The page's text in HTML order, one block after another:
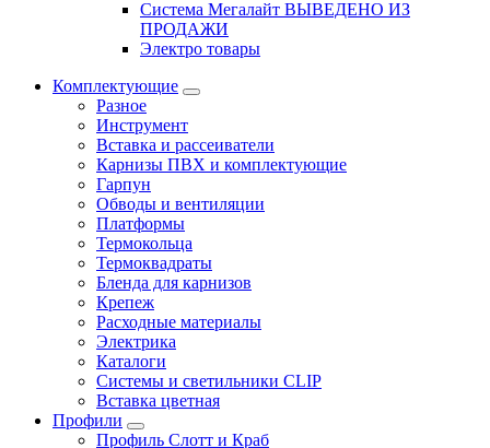
Система Мегалайт ВЫВЕДЕНО ИЗ
ПРОДАЖИ
Электро товары
Комплектующие
Разное
Инструмент
Вставка и рассеиватели
Карнизы ПВХ и комплектующие
Гарпун
Обводы и вентиляции
Платформы
Термокольца
Термоквадраты
Бленда для карнизов
Крепеж
Расходные материалы
Электрика
Каталоги
Системы и светильники CLIP
Вставка цветная
Профили
Профиль Слотт и Краб